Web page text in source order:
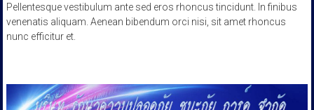
Pellentesque vestibulum ante sed eros rhoncus tincidunt. In finibus
venenatis aliquam. Aenean bibendum orci nisi, sit amet rhoncus
nunc efficitur et.